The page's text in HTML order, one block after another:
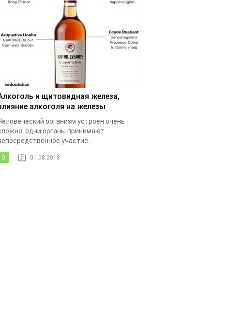
и щитовидная железа,
алкоголя на железы
организм устроен очень
одни органы принимают
участие...
0 01.08.2018